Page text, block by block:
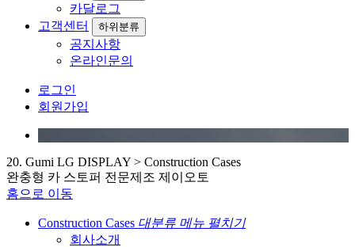
카달로그
고객센터
하위분류
공지사항
온라인문의
로그인
회원가입
20. Gumi LG DISPLAY > Construction Cases
완충형 카 스 토퍼 전 문제 조 제 이 오 토
홈으로 이동
Construction Cases 대분류 메뉴 펼치기
회사소개